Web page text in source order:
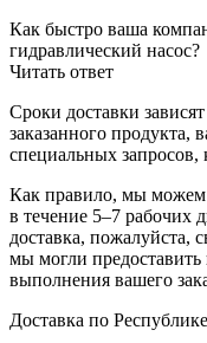
Как быстро ваша
гидравлический насос?
Читать ответ
Сроки доставки
заказанного продукта,
специальных запросов,
Как правило, мы можем
в течение 5–7 рабочих
доставка, пожалуйста,
мы могли
выполнения вашего
Доставка по